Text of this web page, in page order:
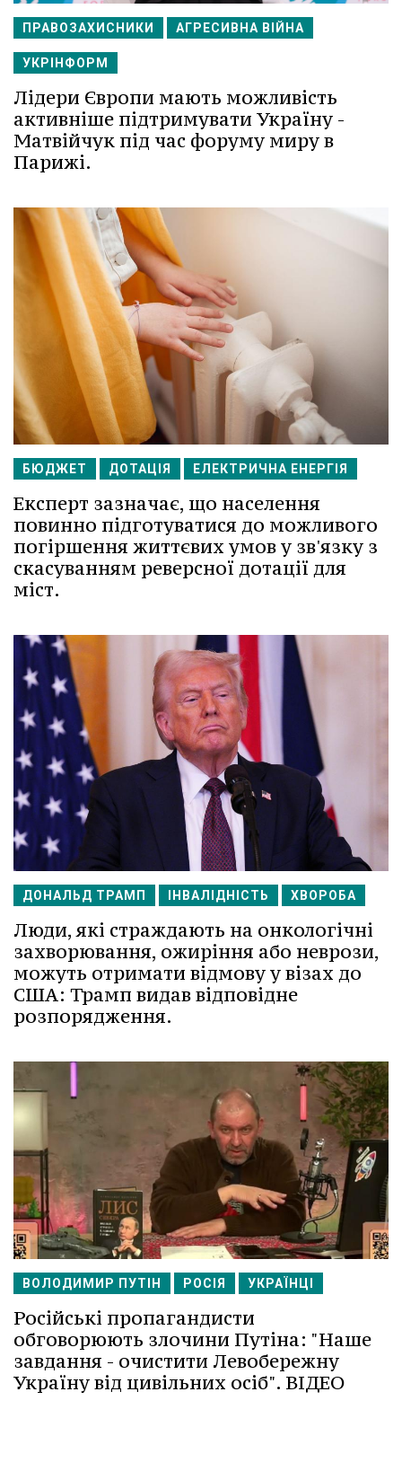
ПРАВОЗАХИСНИКИ АГРЕСИВНА ВІЙНА
УКРІНФОРМ
Лідери Європи мають можливість
активніше підтримувати Україну -
Матвійчук під час форуму миру в
Парижі.
БЮДЖЕТ ДОТАЦІЯ ЕЛЕКТРИЧНА ЕНЕРГІЯ
Експерт зазначає, що населення
повинно підготуватися до можливого
погіршення життєвих умов у зв'язку з
скасуванням реверсної дотації для
міст.
ДОНАЛЬД ТРАМП ІНВАЛІДНІСТЬ ХВОРОБА
Люди, які страждають на онкологічні
захворювання, ожиріння або неврози,
можуть отримати відмову у візах до
США: Трамп видав відповідне
розпорядження.
ВОЛОДИМИР ПУТІН РОСІЯ УКРАЇНЦІ
Російські пропагандисти
обговорюють злочини Путіна: "Наше
завдання - очистити Левобережну
Україну від цивільних осіб". ВІДЕО